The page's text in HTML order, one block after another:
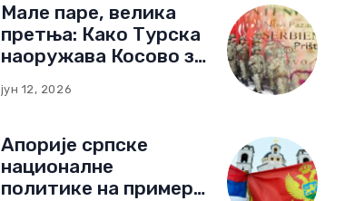
Мале паре, велика
претња: Како Турска
наоружава Косово за
јун 12, 2026
Апорије српске
националне
политике на примеру